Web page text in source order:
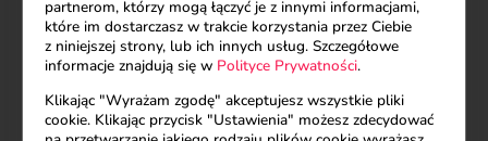
siłę.
partnerom, którzy mogą łączyć je z innymi informacjami,
które im dostarczasz w trakcie korzystania przez Ciebie
z niniejszej strony, lub ich innych usług. Szczegółowe
informacje znajdują się w Polityce Prywatności.
Klikając "Wyrażam zgodę" akceptujesz wszystkie pliki
cookie. Klikając przycisk "Ustawienia" możesz zdecydować